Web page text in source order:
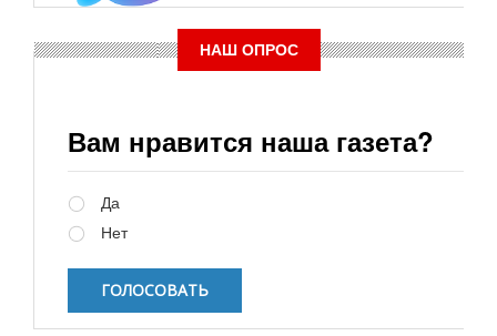
НАШ ОПРОС
Вам нравится наша газета?
Да
Нет